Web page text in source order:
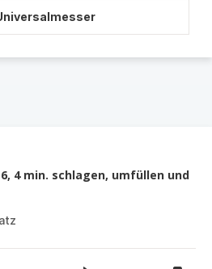
4 min. schlagen, umfüllen und